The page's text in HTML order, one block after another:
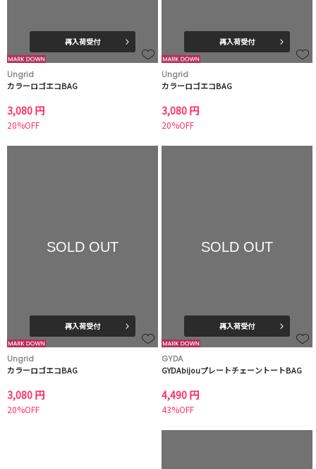
再入荷受付
Ungrid
カラーロゴエコBAG
3,080 円
20%OFF
再入荷受付
Ungrid
カラーロゴエコBAG
3,080 円
20%OFF
SOLD OUT
再入荷受付
Ungrid
カラーロゴエコBAG
3,080 円
20%OFF
SOLD OUT
再入荷受付
GYDA
GYDAbijouプレートチェーントートBAG
4,490 円
43%OFF